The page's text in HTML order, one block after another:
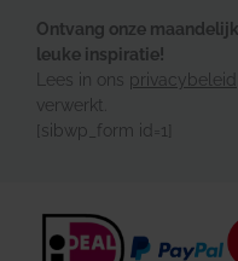
Ontvang onze
leuke inspiratie!
Lees in ons privacybeleid
verwerkt.
[sibwp_form id=1]